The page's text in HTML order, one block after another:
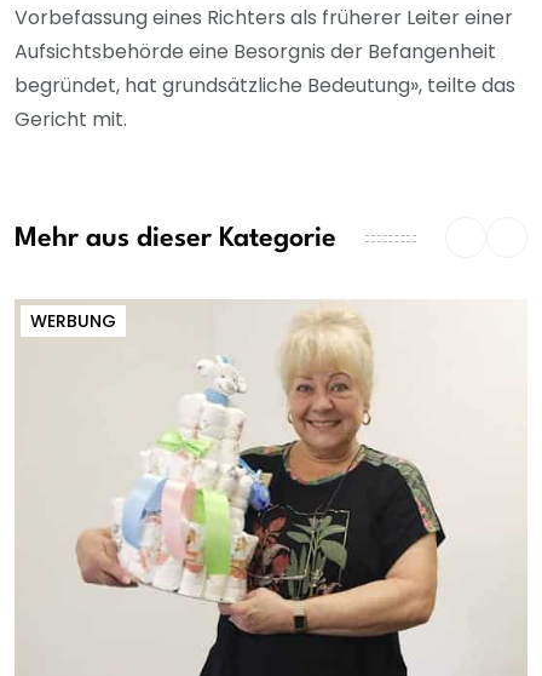
Vorbefassung eines Richters als früherer Leiter einer
Aufsichtsbehörde eine Besorgnis der Befangenheit
begründet, hat grundsätzliche Bedeutung», teilte das
Gericht mit.
Mehr aus dieser Kategorie
WERBUNG